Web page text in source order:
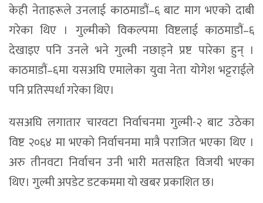
केही नेताहरूले उनलाई काठमाडौं–६ बाट माग भएको दाबी
गरेका थिए । गुल्मीको विकल्पमा विष्टलाई काठमाडौं–६
देखाइए पनि उनले भने गुल्मी नछाड्ने प्रष्ट पारेका हुन् ।
काठमाडौं–६मा यसअघि एमालेका युवा नेता योगेश भट्टराईले
पनि प्रतिस्पर्धा गरेका थिए।
यसअघि लगातार चारवटा निर्वाचनमा गुल्मी-२ बाट उठेका
विष्ट २०६४ मा भएको निर्वाचनमा मात्रै पराजित भएका थिए ।
अरु तीनवटा निर्वाचन उनी भारी मतसहित विजयी भएका
थिए। गुल्मी अपडेट डटकममा यो खबर प्रकाशित छ।